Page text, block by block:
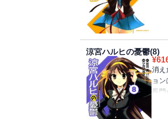
涼宮ハルヒの憂鬱(8)
¥
消え
ョ
長
よ